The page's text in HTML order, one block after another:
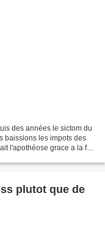
des années le sictom du
baissions les impots des
l'apothéose grace a la fin